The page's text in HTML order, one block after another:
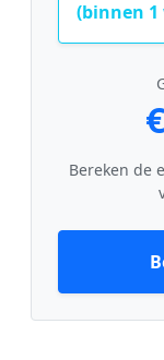
(binnen 1
Bereken de